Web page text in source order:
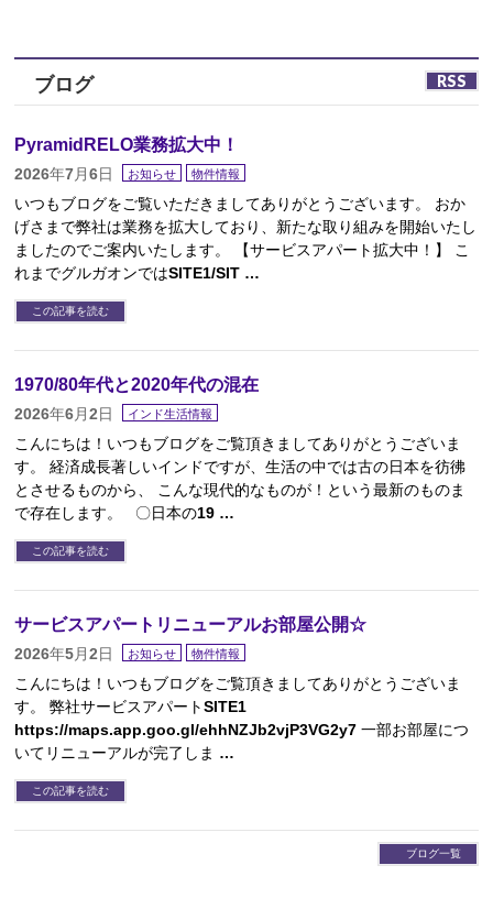
ブログ RSS
PyramidRELO業務拡大中！
2026年7月6日 お知らせ 物件情報
いつもブログをご覧いただきましてありがとうございます。 おか
げさまで弊社は業務を拡大しており、新たな取り組みを開始いたし
ましたのでご案内いたします。 【サービスアパート拡大中！】 こ
れまでグルガオンではSITE1/SIT …
この記事を読む
1970/80年代と2020年代の混在
2026年6月2日 インド生活情報
こんにちは！いつもブログをご覧頂きましてありがとうございま
す。 経済成長著しいインドですが、生活の中では古の日本を彷彿
とさせるものから、 こんな現代的なものが！という最新のものま
で存在します。 〇日本の19 …
この記事を読む
サービスアパートリニューアルお部屋公開☆
2026年5月2日 お知らせ 物件情報
こんにちは！いつもブログをご覧頂きましてありがとうございま
す。 弊社サービスアパートSITE1
https://maps.app.goo.gl/ehhNZJb2vjP3VG2y7 一部お部屋につ
いてリニューアルが完了しま …
この記事を読む
ブログ一覧